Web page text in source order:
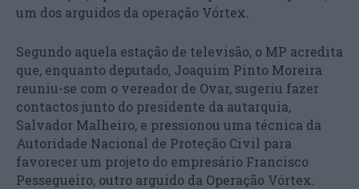
um dos arguidos da operação Vórtex.
Segundo aquela estação de televisão, o MP acredita
que, enquanto deputado, Joaquim Pinto Moreira
reuniu-se com o vereador de Ovar, sugeriu fazer
contactos junto do presidente da autarquia,
Salvador Malheiro, e pressionou uma técnica da
Autoridade Nacional de Proteção Civil para
favorecer um projeto do empresário Francisco
Pessegueiro, outro arguido da Operação Vórtex.